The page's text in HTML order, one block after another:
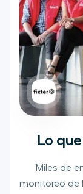
Lo
Miles de
monitoreo de